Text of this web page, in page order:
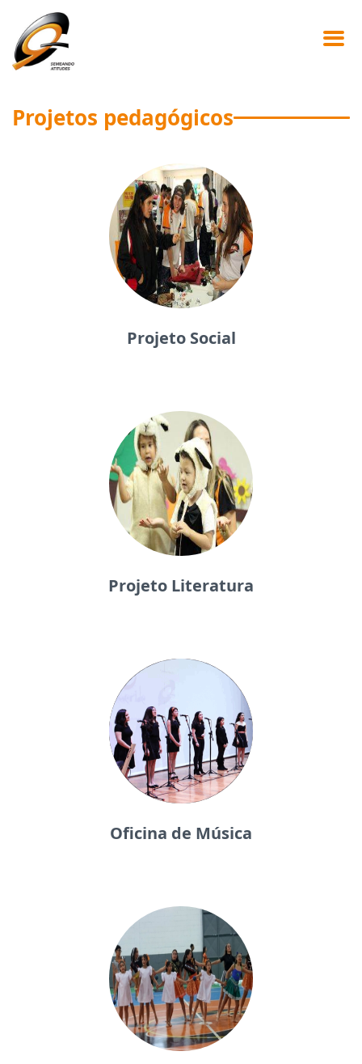
Projetos pedagógicos
Projeto Social
Projeto Literatura
Oficina de Música